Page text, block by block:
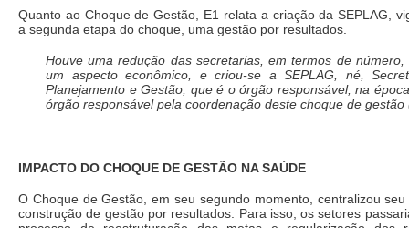
Quanto ao Choque de Gestão, E1 relata a criação da SEPLAG,
a segunda etapa do choque, uma gestão por resultados.
Houve uma redução das secretarias, em termos de número,
um aspecto econômico, e criou-se a SEPLAG, né,
Planejamento e Gestão, que é o órgão responsável, na
órgão responsável pela coordenação deste choque de gestão
IMPACTO DO CHOQUE DE GESTÃO NA SAÚDE
O Choque de Gestão, em seu segundo momento, centralizou
construção de gestão por resultados. Para isso, os setores